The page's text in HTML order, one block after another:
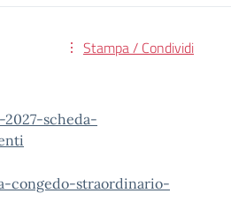
Stampa / Condividi
scheda-
congedo-straordinario-